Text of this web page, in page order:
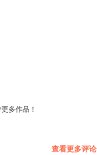
多作品！
查看更多评论